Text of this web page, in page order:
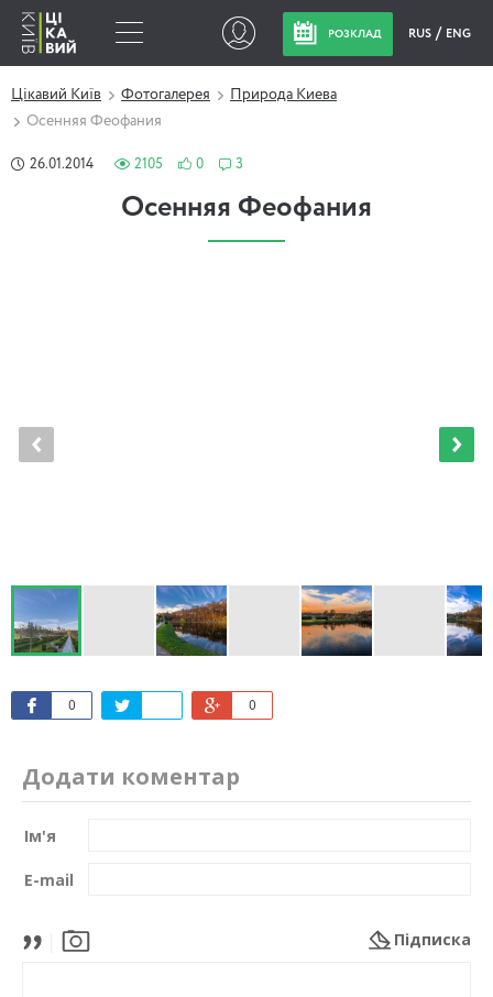
РОЗКЛАД RUS ENG
Цікавий Київ Фотогалерея
Природа Киева
Осенняя Феофания
26.01.2014 2105 0 3
Осенняя Феофания
0 0
Додати коментар
Ім'я
E-mail
Підписка